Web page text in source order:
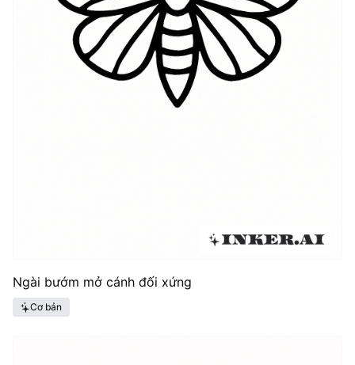
Ngài bướm mở cánh đối xứng
Cơ bản